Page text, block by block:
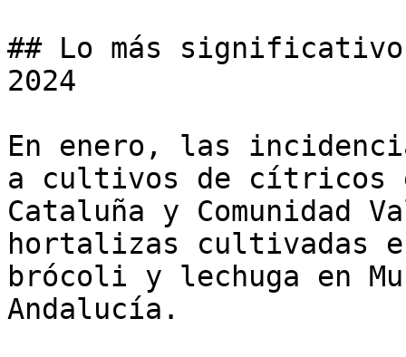
## Lo más
2024
En enero, las
a cultivos de cítricos
Cataluña y Comunidad
hortalizas cultivadas
brócoli y lechuga en
Andalucía.